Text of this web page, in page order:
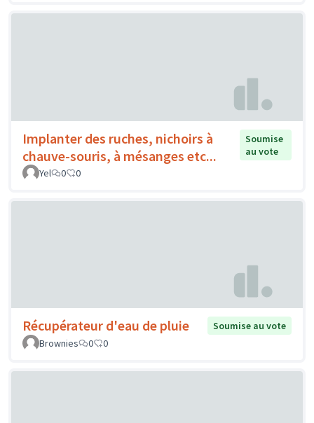
Implanter des ruches, nichoirs à
chauve-souris, à mésanges etc...
Soumise
au vote
Yel
0 0
Récupérateur d'eau de pluie
Soumise au vote
Brownies
0 0